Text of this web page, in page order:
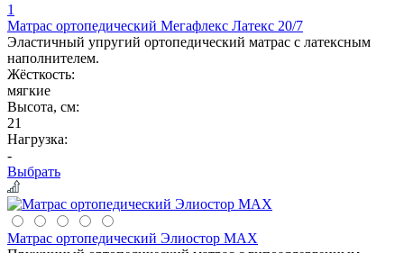
1
Матрас ортопедический Мегафлекс Латекс 20/7
Эластичный упругий ортопедический матрас с латексным
наполнителем.
Жёсткость:
мягкие
Высота, см:
21
Нагрузка:
-
Выбрать
Матрас ортопедический Элиостор МАХ